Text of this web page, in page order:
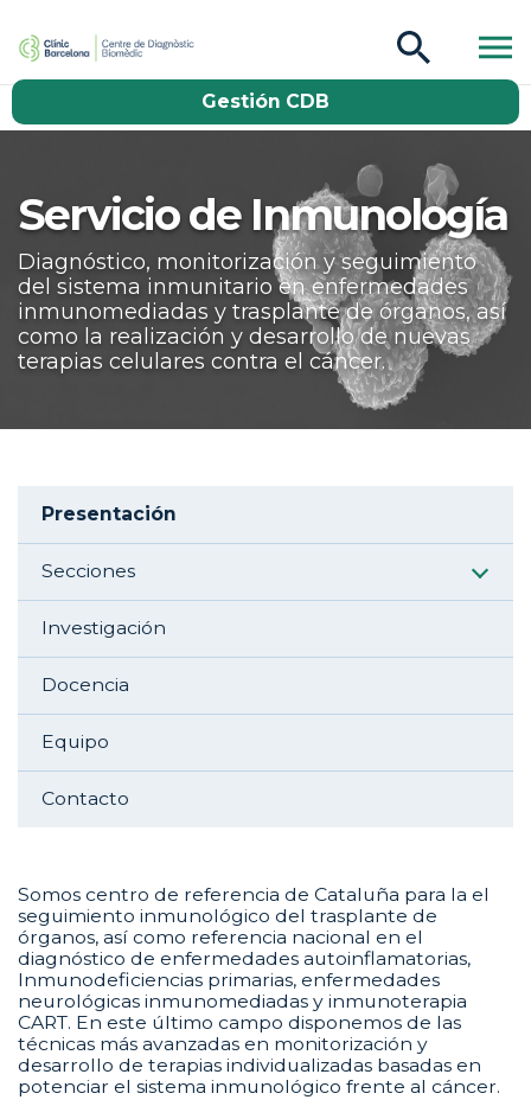
Gestión CDB
Servicio de Inmunología
Diagnóstico, monitorización y seguimiento
del sistema inmunitario en enfermedades
inmunomediadas y trasplante de órganos, así
como la realización y desarrollo de nuevas
terapias celulares contra el cáncer.
Aside navigation
Presentación
Secciones
Investigación
Docencia
Equipo
Contacto
Somos centro de referencia de Cataluña para la el
seguimiento inmunológico del trasplante de
órganos, así como referencia nacional en el
diagnóstico de enfermedades autoinflamatorias,
Inmunodeficiencias primarias, enfermedades
neurológicas inmunomediadas y inmunoterapia
CART. En este último campo disponemos de las
técnicas más avanzadas en monitorización y
desarrollo de terapias individualizadas basadas en
potenciar el sistema inmunológico frente al cáncer.